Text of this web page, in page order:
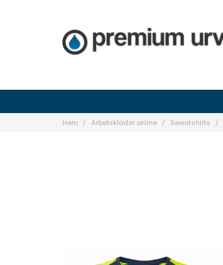
Hem Arbetskläder online Sweatshirts